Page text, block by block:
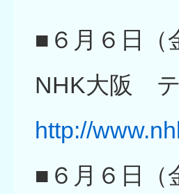
■６月６日（
NHK大阪 テ
http://
■６月６日